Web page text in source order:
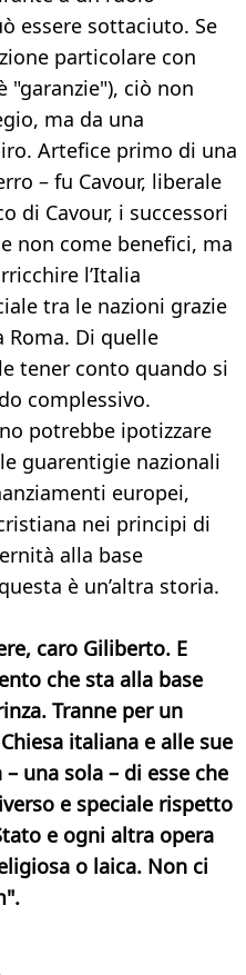
essere sottaciuto. Se
particolare con
"garanzie"), ciò non
ma da una
Artefice primo di una
– fu Cavour, liberale
di Cavour, i successori
non come benefici, ma
l’Italia
tra le nazioni grazie
Roma. Di quelle
tener conto quando si
complessivo.
potrebbe ipotizzare
guarentigie nazionali
europei,
nei principi di
alla base
è un’altra storia.
caro Giliberto. E
che sta alla base
Tranne per un
italiana e alle sue
una sola – di esse che
e speciale rispetto
e ogni altra opera
o laica. Non ci